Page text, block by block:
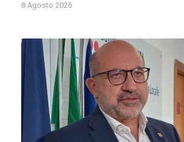
8 Agosto 2026